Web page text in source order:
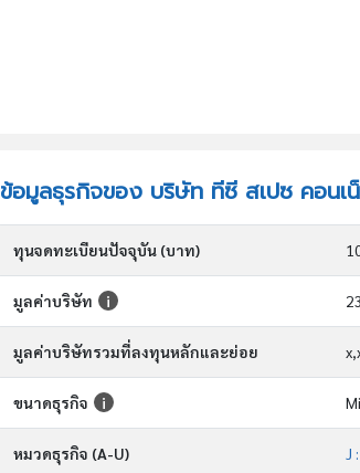
ข้อมูลธุรกิจของ บริษัท ทีซี สเปซ คอนเ
ทุนจดทะเบียนปัจจุบัน (บาท)
มูลค่าบริษัท
มูลค่าบริษัทรวมที่ลงทุนหลักและย่อย
ขนาดธุรกิจ
หมวดธุรกิจ (A-U) J